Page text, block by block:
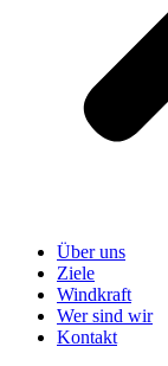
Über uns
Ziele
Windkraft
Wer sind wir
Kontakt